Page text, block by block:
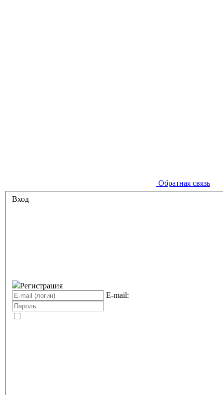
Обратная связь
Вход
Регистрация
E-mail: